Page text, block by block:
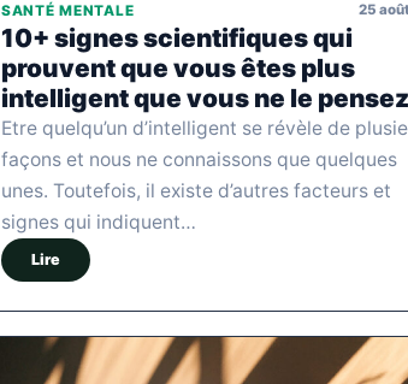
SANTÉ MENTALE 25
10+ signes scientifiques qui
prouvent que vous êtes plus
intelligent que vous ne le pensez
Etre quelqu’un d’intelligent se révèle de
façons et nous ne connaissons que quelques
unes. Toutefois, il existe d’autres facteurs et
signes qui indiquent…
Lire